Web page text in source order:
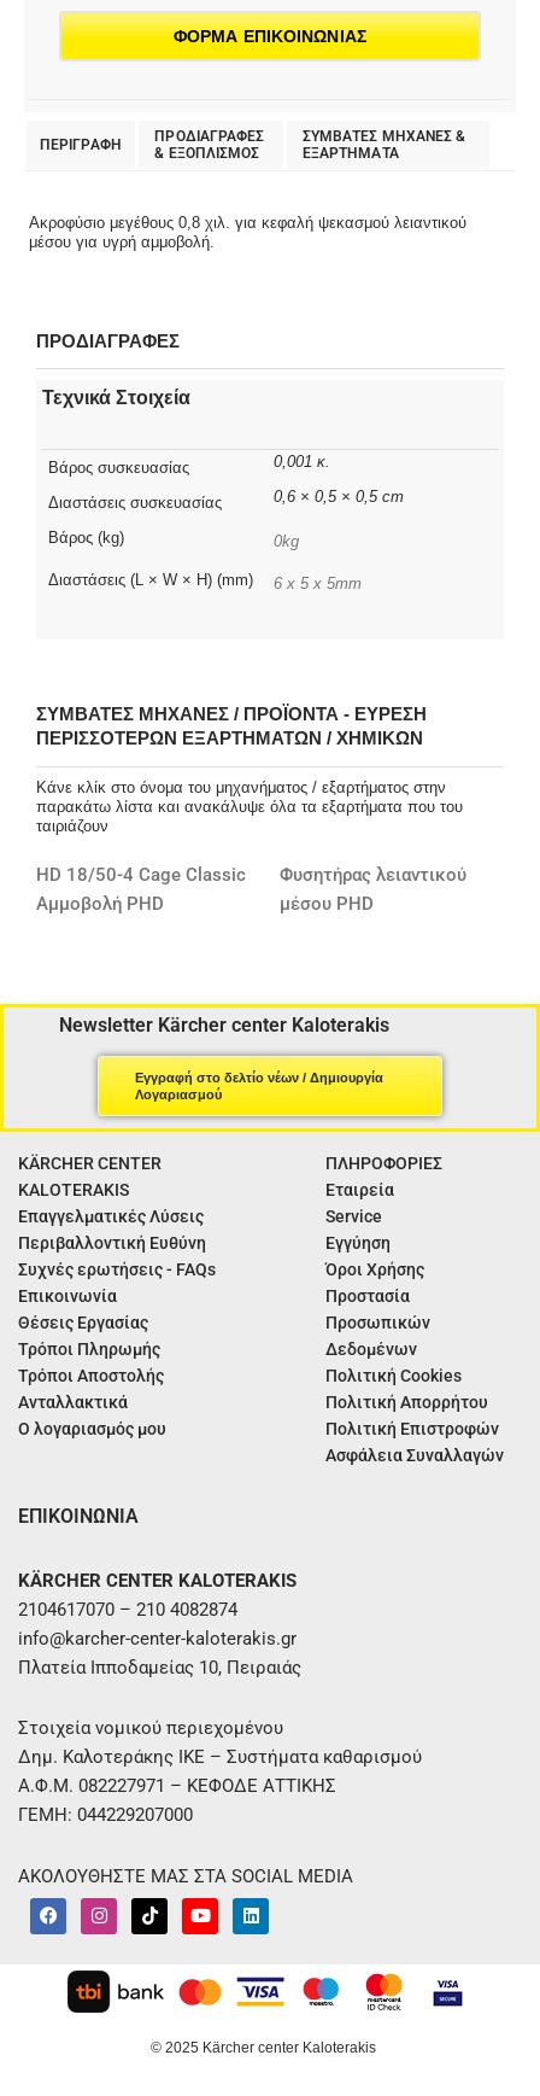
ΦΟΡΜΑ ΕΠΙΚΟΙΝΩΝΙΑΣ
ΠΕΡΙΓΡΑΦΗ
ΠΡΟΔΙΑΓΡΑΦΕΣ
& EΞΟΠΛΙΣΜΟΣ
ΣΥΜΒΑΤΕΣ ΜΗΧΑΝΕΣ &
ΕΞΑΡΤΗΜΑΤΑ
Ακροφύσιο μεγέθους 0,8 χιλ. για κεφαλή ψεκασμού λειαντικού
μέσου για υγρή αμμοβολή.
ΠΡΟΔΙΑΓΡΑΦΕΣ
Τεχνικά Στοιχεία
Βάρος συσκευασίας 0,001 κ.
Διαστάσεις συσκευασίας 0,6 × 0,5 × 0,5 cm
Βάρος (kg) 0kg
Διαστάσεις (L × W × H) (mm) 6 x 5 x 5mm
ΣΥΜΒΑΤΈΣ ΜΗΧΑΝΈΣ / ΠΡΟΪΌΝΤΑ - ΕΎΡΕΣΗ
ΠΕΡΙΣΣΌΤΕΡΩΝ ΕΞΑΡΤΗΜΆΤΩΝ / ΧΗΜΙΚΏΝ
Κάνε κλίκ στο όνομα του μηχανήματος / εξαρτήματος στην
παρακάτω λίστα και ανακάλυψε όλα τα εξαρτήματα που του
ταιριάζουν
HD 18/50-4 Cage Classic
Αμμοβολή PHD
Φυσητήρας λειαντικού
μέσου PHD
Newsletter Kärcher center Kaloterakis
Εγγραφή στο δελτίο νέων / Δημιουργία
Λογαριασμού
KÄRCHER CENTER
KALOTERAKIS
Επαγγελματικές Λύσεις
Περιβαλλοντική Ευθύνη
Συχνές ερωτήσεις - FAQs
Επικοινωνία
Θέσεις Εργασίας
Τρόποι Πληρωμής
Τρόποι Αποστολής
Ανταλλακτικά
Ο λογαριασμός μου
ΠΛΗΡΟΦΟΡΙΕΣ
Εταιρεία
Service
Εγγύηση
Όροι Χρήσης
Προστασία
Προσωπικών
Δεδομένων
Πολιτική Cookies
Πολιτική Απορρήτου
Πολιτική Επιστροφών
Ασφάλεια Συναλλαγών
ΕΠΙΚΟΙΝΩΝΙΑ
KÄRCHER CENTER KALOTERAKIS
2104617070 – 210 4082874
info@karcher-center-kaloterakis.gr
Πλατεία Ιπποδαμείας 10, Πειραιάς
Στοιχεία νομικού περιεχομένου
Δημ. Καλοτεράκης ΙΚΕ – Συστήματα καθαρισμού
Α.Φ.Μ. 082227971 – ΚΕΦΟΔΕ ΑΤΤΙΚΗΣ
ΓΕΜΗ: 044229207000
ΑΚΟΛΟΥΘΗΣΤΕ ΜΑΣ ΣΤΑ SOCIAL MEDIA
F
a
c
I
n
s
a
g
r
T
i
k
k
Y
o
u
u
b
L
i
n
e
d
i
© 2025 Kärcher center Kaloterakis